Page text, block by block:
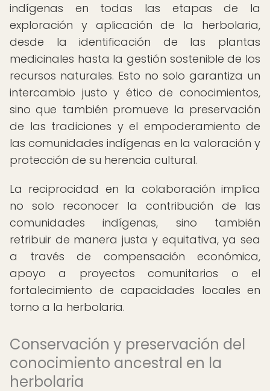
indígenas en todas las etapas de la
exploración y aplicación de la herbolaria,
desde la identificación de las plantas
medicinales hasta la gestión sostenible de los
recursos naturales. Esto no solo garantiza un
intercambio justo y ético de conocimientos,
sino que también promueve la preservación
de las tradiciones y el empoderamiento de
las comunidades indígenas en la valoración y
protección de su herencia cultural.
La reciprocidad en la colaboración implica
no solo reconocer la contribución de las
comunidades indígenas, sino también
retribuir de manera justa y equitativa, ya sea
a través de compensación económica,
apoyo a proyectos comunitarios o el
fortalecimiento de capacidades locales en
torno a la herbolaria.
Conservación y preservación del
conocimiento ancestral en la
herbolaria